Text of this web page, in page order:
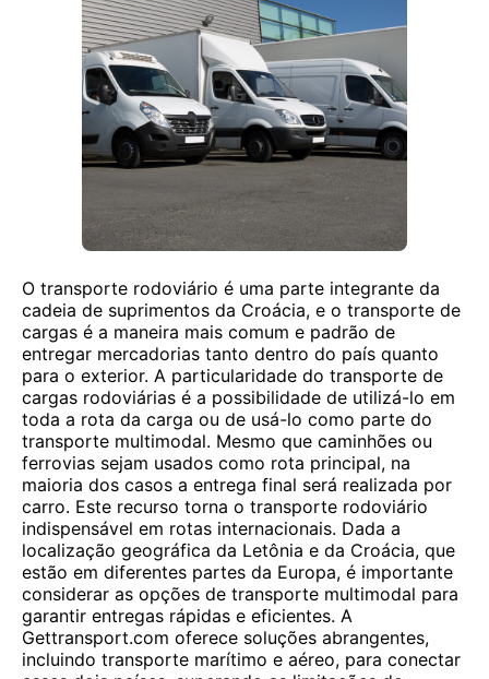
O transporte rodoviário é uma parte integrante da
cadeia de suprimentos da Croácia, e o transporte de
cargas é a maneira mais comum e padrão de
entregar mercadorias tanto dentro do país quanto
para o exterior. A particularidade do transporte de
cargas rodoviárias é a possibilidade de utilizá-lo em
toda a rota da carga ou de usá-lo como parte do
transporte multimodal. Mesmo que caminhões ou
ferrovias sejam usados ​​como rota principal, na
maioria dos casos a entrega final será realizada por
carro. Este recurso torna o transporte rodoviário
indispensável em rotas internacionais. Dada a
localização geográfica da Letônia e da Croácia, que
estão em diferentes partes da Europa, é importante
considerar as opções de transporte multimodal para
garantir entregas rápidas e eficientes. A
Gettransport.com oferece soluções abrangentes,
incluindo transporte marítimo e aéreo, para conectar